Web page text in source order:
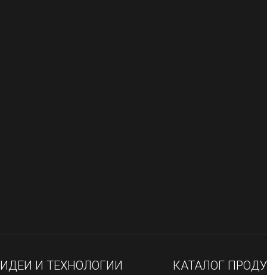
ИДЕИ И ТЕХНОЛОГИИ КАТАЛОГ